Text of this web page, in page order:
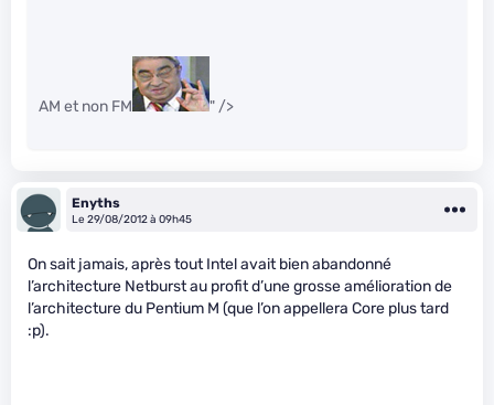
AM et non FM " />
Enyths
Le 29/08/2012 à 09h45
On sait jamais, après tout Intel avait bien abandonné
l’architecture Netburst au profit d’une grosse amélioration de
l’architecture du Pentium M (que l’on appellera Core plus tard
:p).